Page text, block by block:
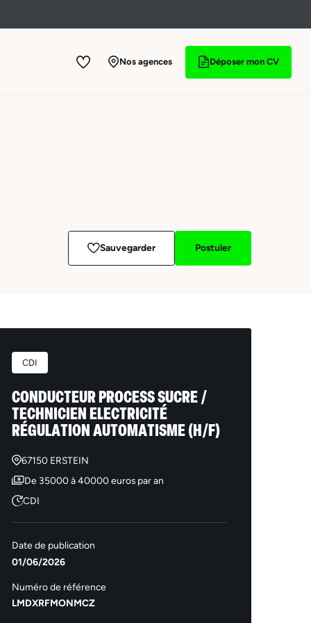
Nos agences Déposer mon CV
Sauvegarder Postuler
CDI
CONDUCTEUR PROCESS SUCRE /
TECHNICIEN ELECTRICITÉ
RÉGULATION AUTOMATISME (H/F)
67150 ERSTEIN
De 35000 à 40000 euros par an
CDI
Date de publication
01/06/2026
Numéro de référence
LMDXRFMONMCZ